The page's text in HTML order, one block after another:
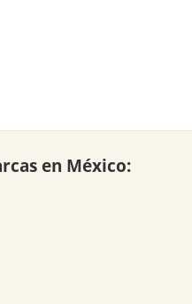
en México: